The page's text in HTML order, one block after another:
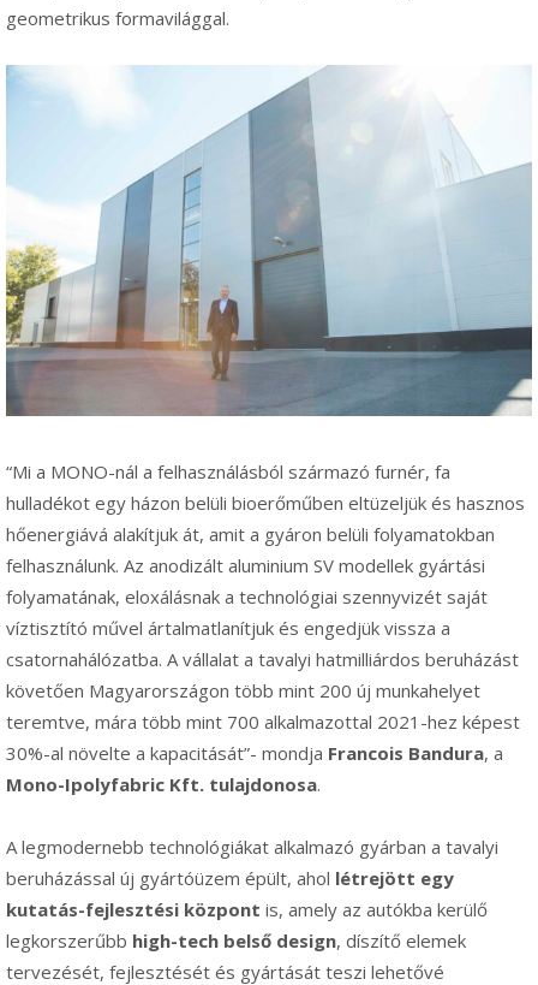
geometrikus formavilággal.
“Mi a MONO-nál a felhasználásból származó furnér, fa
hulladékot egy házon belüli bioerőműben eltüzeljük és hasznos
hőenergiává alakítjuk át, amit a gyáron belüli folyamatokban
felhasználunk. Az anodizált aluminium SV modellek gyártási
folyamatának, eloxálásnak a technológiai szennyvizét saját
víztisztító művel ártalmatlanítjuk és engedjük vissza a
csatornahálózatba. A vállalat a tavalyi hatmilliárdos beruházást
követően Magyarországon több mint 200 új munkahelyet
teremtve, mára több mint 700 alkalmazottal 2021-hez képest
30%-al növelte a kapacitását”- mondja Francois Bandura, a
Mono-Ipolyfabric Kft. tulajdonosa.
A legmodernebb technológiákat alkalmazó gyárban a tavalyi
beruházással új gyártóüzem épült, ahol létrejött egy
kutatás-fejlesztési központ is, amely az autókba kerülő
legkorszerűbb high-tech belső design, díszítő elemek
tervezését, fejlesztését és gyártását teszi lehetővé